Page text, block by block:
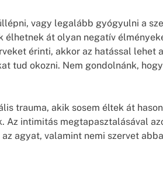
vagy legalább gyógyulni a
élhetnek át olyan negatív
érinti, akkor az hatással lehet
tud okozni. Nem gondolnánk,
trauma, akik sosem éltek át
Az intimitás megtapasztalásával
agyat, valamint nemi szervet